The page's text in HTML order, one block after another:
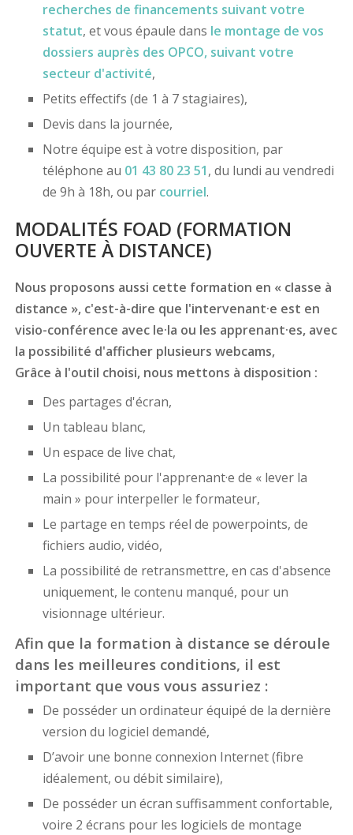
recherches de financements suivant votre
statut, et vous épaule dans le montage de vos
dossiers auprès des OPCO, suivant votre
secteur d'activité,
Petits effectifs (de 1 à 7 stagiaires),
Devis dans la journée,
Notre équipe est à votre disposition, par
téléphone au 01 43 80 23 51, du lundi au vendredi
de 9h à 18h, ou par courriel.
MODALITÉS FOAD (FORMATION
OUVERTE À DISTANCE)
Nous proposons aussi cette formation en « classe à
distance », c'est-à-dire que l'intervenant·e est en
visio-conférence avec le·la ou les apprenant·es, avec
la possibilité d'afficher plusieurs webcams,
Grâce à l'outil choisi, nous mettons à disposition :
Des partages d'écran,
Un tableau blanc,
Un espace de live chat,
La possibilité pour l'apprenant·e de « lever la
main » pour interpeller le formateur,
Le partage en temps réel de powerpoints, de
fichiers audio, vidéo,
La possibilité de retransmettre, en cas d'absence
uniquement, le contenu manqué, pour un
visionnage ultérieur.
Afin que la formation à distance se déroule
dans les meilleures conditions, il est
important que vous vous assuriez :
De posséder un ordinateur équipé de la dernière
version du logiciel demandé,
D’avoir une bonne connexion Internet (fibre
idéalement, ou débit similaire),
De posséder un écran suffisamment confortable,
voire 2 écrans pour les logiciels de montage